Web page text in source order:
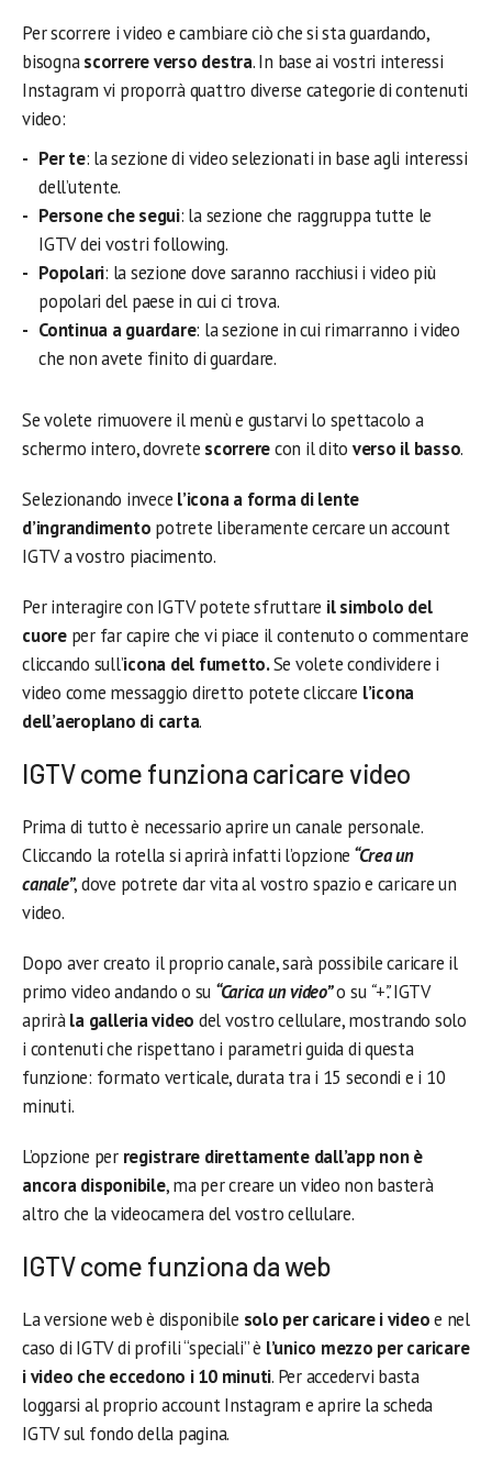
Per scorrere i video e cambiare ciò che si sta guardando,
bisognascorrere verso destra. In base ai vostri interessi
Instagram vi proporrà quattro diverse categorie di contenuti
video:
Per te: la sezione di video selezionati in base agli interessi
dell’utente.
Persone che segui: la sezione che raggruppa tutte le
IGTV dei vostri following.
Popolari: la sezione dove saranno racchiusi i video più
popolari del paese in cui ci trova.
Continua a guardare: la sezione in cui rimarranno i video
che non avete finito di guardare.
Se volete rimuovere il menù e gustarvi lo spettacolo a
schermo intero, dovrete scorrerecon il dito verso il basso.
Selezionando invece l’icona a forma di lente
d’ingrandimento potrete liberamente cercare un account
IGTV a vostro piacimento.
Per interagire con IGTV potete sfruttare il simbolo del
cuoreper far capire che vi piace il contenuto o commentare
cliccando sull’icona del fumetto.Se volete condividere i
video come messaggio diretto potete cliccare l’icona
dell’aeroplano di carta.
IGTV come funziona caricare video
Prima di tutto è necessario aprire un canale personale.
Cliccando la rotella si aprirà infatti l’opzione “Crea un
canale”, dove potrete dar vita al vostro spazio e caricare un
video.
Dopo aver creato il proprio canale, sarà possibile caricare il
primo video andando o su “Carica un video”o su“+”.IGTV
apriràla galleria video del vostro cellulare, mostrando solo
i contenuti che rispettano i parametri guida di questa
funzione: formato verticale, durata tra i 15 secondi e i 10
minuti.
L’opzione per registrare direttamente dall’app non è
ancora disponibile, ma per creare un video non basterà
altro che la videocamera del vostro cellulare.
IGTV come funziona da web
La versione web è disponibile solo per caricare i videoe nel
caso di IGTV di profili “speciali” è l’unico mezzo per caricare
i video che eccedono i 10 minuti. Per accedervi basta
loggarsi al proprio account Instagram e aprire la scheda
IGTV sul fondo della pagina.